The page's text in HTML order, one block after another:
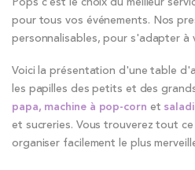
pour tous vos événements. Nos
personnalisables, pour s'adapter
Voici la présentation d'une table
les papilles des petits et des
papa, machine à pop-corn et
et sucreries. Vous trouverez tout
organiser facilement le plus